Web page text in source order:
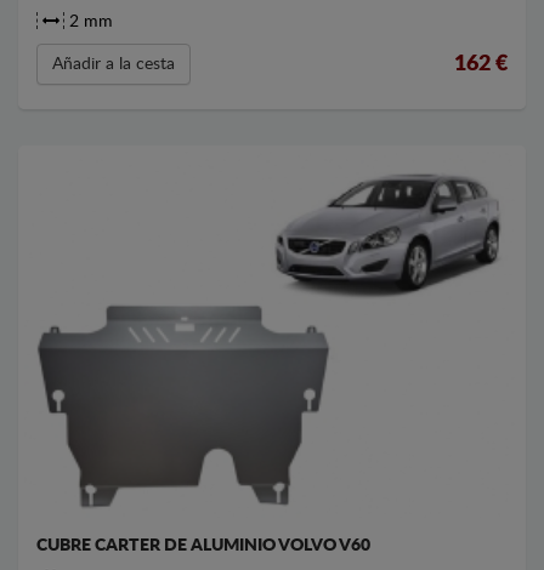
2 mm
Añadir a la cesta 162 €
CUBRE CARTER DE ALUMINIO VOLVO V60